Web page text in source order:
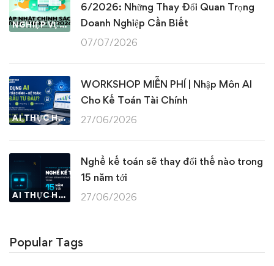
NGHIỆP VỤ KẾ TOÁN & THUẾ
6/2026: Những Thay Đổi Quan Trọng
Doanh Nghiệp Cần Biết
07/07/2026
AI THỰC HÀNH
WORKSHOP MIỄN PHÍ | Nhập Môn AI
Cho Kế Toán Tài Chính
27/06/2026
AI THỰC HÀNH
Nghề kế toán sẽ thay đổi thế nào trong
15 năm tới
27/06/2026
Popular Tags